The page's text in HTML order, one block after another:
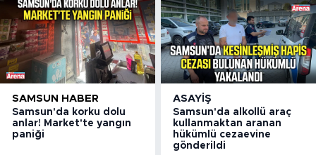
SAMSUN HABER
Samsun'da korku dolu
anlar! Market'te yangın
paniği
ASAYIŞ
Samsun'da alkollü araç
kullanmaktan aranan
hükümlü cezaevine
gönderildi